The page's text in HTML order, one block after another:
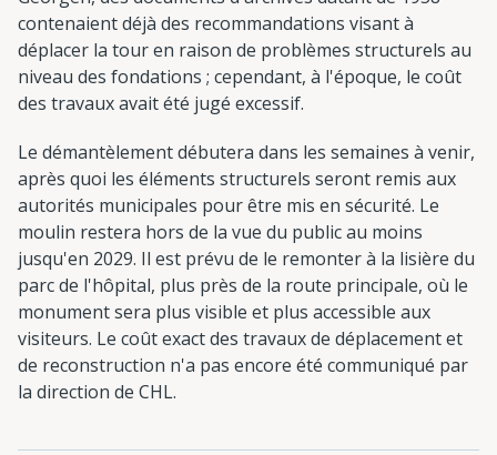
contenaient déjà des recommandations visant à
déplacer la tour en raison de problèmes structurels au
niveau des fondations ; cependant, à l'époque, le coût
des travaux avait été jugé excessif.
Le démantèlement débutera dans les semaines à venir,
après quoi les éléments structurels seront remis aux
autorités municipales pour être mis en sécurité. Le
moulin restera hors de la vue du public au moins
jusqu'en 2029. Il est prévu de le remonter à la lisière du
parc de l'hôpital, plus près de la route principale, où le
monument sera plus visible et plus accessible aux
visiteurs. Le coût exact des travaux de déplacement et
de reconstruction n'a pas encore été communiqué par
la direction de CHL.